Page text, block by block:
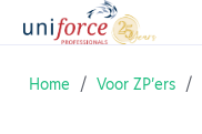
Home / Voor ZP’ers /